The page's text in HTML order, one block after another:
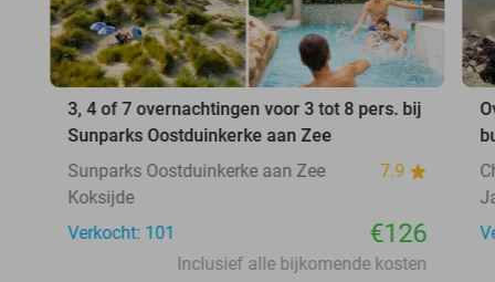
3, 4 of 7 overnachtingen voor 3 tot 8 pers. bij
Sunparks Oostduinkerke aan Zee
Sunparks Oostduinkerke aan Zee
7.9
Koksijde
Verkocht: 101
€126
Inclusief alle bijkomende kosten